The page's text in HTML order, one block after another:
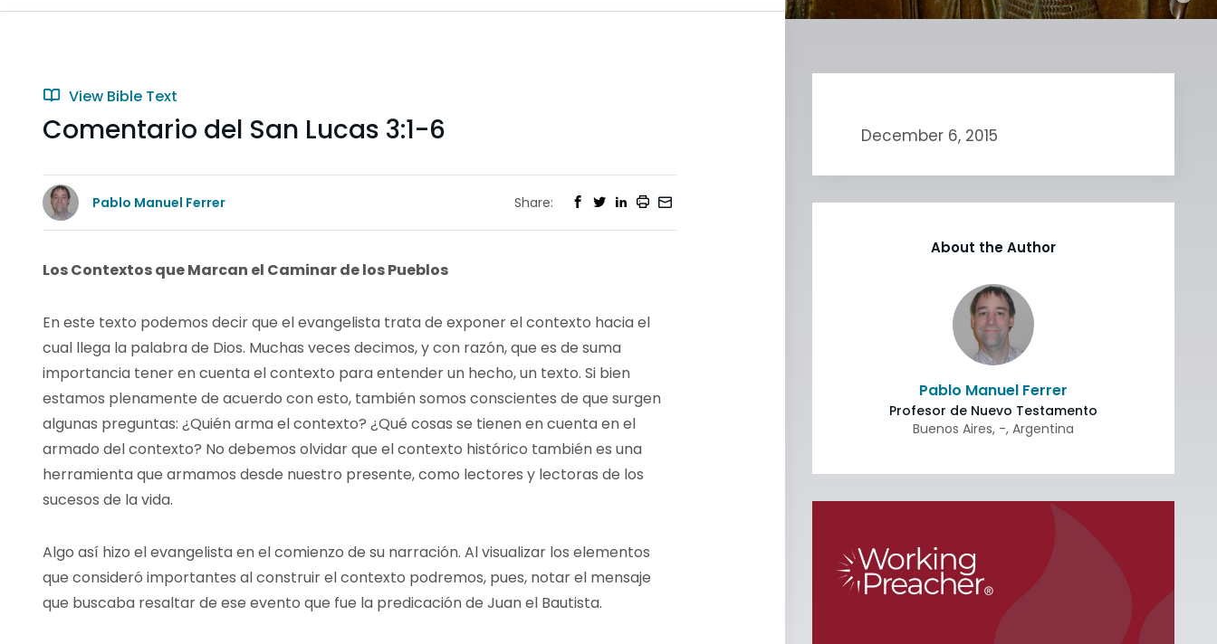
View Bible Text
Comentario del San Lucas 3:1-6
Pablo Manuel Ferrer Share:
Los Contextos que Marcan el Caminar de los Pueblos
En este texto podemos decir que el evangelista trata de exponer el contexto hacia el
cual llega la palabra de Dios. Muchas veces decimos, y con razón, que es de suma
importancia tener en cuenta el contexto para entender un hecho, un texto. Si bien
estamos plenamente de acuerdo con esto, también somos conscientes de que surgen
algunas preguntas: ¿Quién arma el contexto? ¿Qué cosas se tienen en cuenta en el
armado del contexto? No debemos olvidar que el contexto histórico también es una
herramienta que armamos desde nuestro presente, como lectores y lectoras de los
sucesos de la vida.
Algo así hizo el evangelista en el comienzo de su narración. Al visualizar los elementos
que consideró importantes al construir el contexto podremos, pues, notar el mensaje
que buscaba resaltar de ese evento que fue la predicación de Juan el Bautista.
December 6, 2015
About the Author
Pablo Manuel Ferrer
Profesor de Nuevo Testamento
Buenos Aires, -, Argentina